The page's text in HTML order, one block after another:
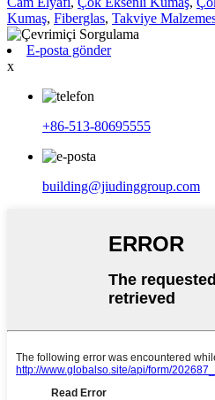
Kumaş, Fiberglas, Takviye
E-posta gönder
x
+86-513-80695555
building@jiudinggroup.com